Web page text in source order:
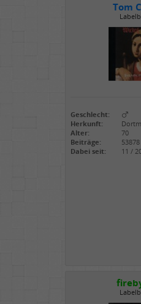
Tom
Geschlecht:
Herkunft:
Alter:
70
Beiträge:
53878
Dabei seit:
11 /